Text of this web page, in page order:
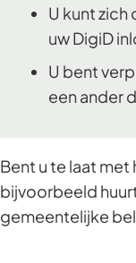
U kunt zich
uw DigiD
U bent
een ander
Bent u te laat
bijvoorbeeld
gemeentelijke